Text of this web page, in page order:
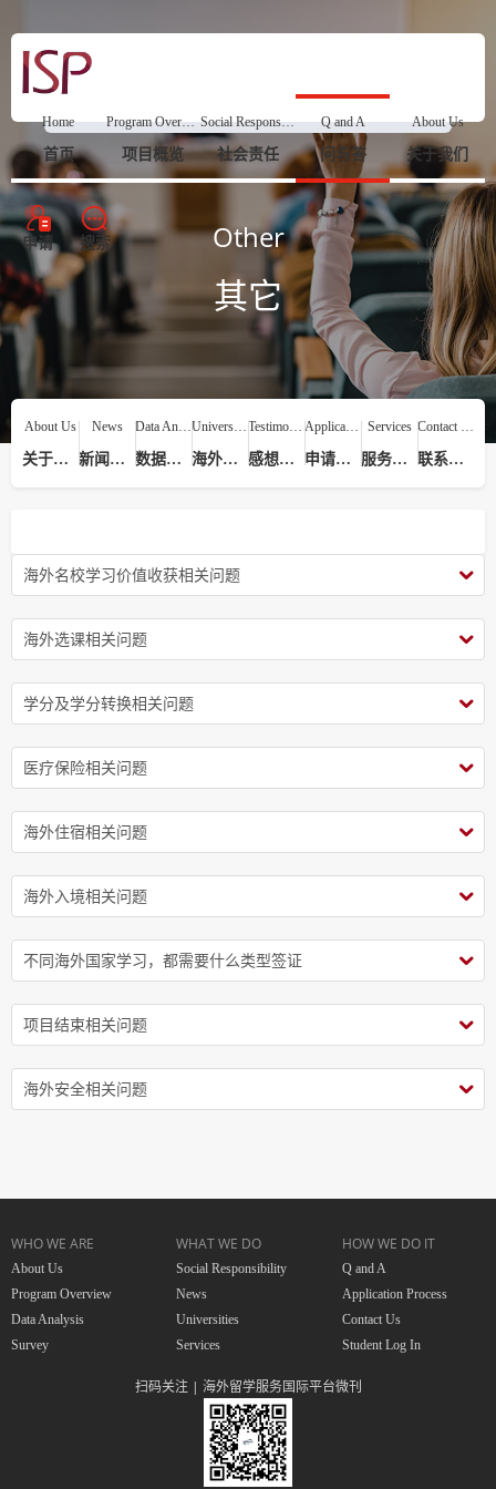
Home
首页
Program Overview
项目概览
Social Responsibility
社会责任
Q and A
问与答
About Us
关于我们
申请 搜索 Other
其它
About Us
关于我们
News
新闻动态
Data Analysis
数据分析
Universities
海外院校
Testimonials
感想评价
Application Process
申请流程
Services
服务提供
Contact Us
联系我们
海外名校学习价值收获相关问题
海外选课相关问题
学分及学分转换相关问题
医疗保险相关问题
海外住宿相关问题
海外入境相关问题
不同海外国家学习，都需要什么类型签证
项目结束相关问题
海外安全相关问题
WHO WE ARE
About Us
Program Overview
Data Analysis
Survey
WHAT WE DO
Social Responsibility
News
Universities
Services
HOW WE DO IT
Q and A
Application Process
Contact Us
Student Log In
扫码关注 | 海外留学服务国际平台微刊